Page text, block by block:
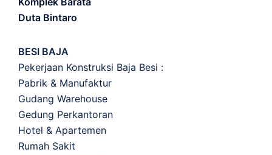
Duta Bintaro
BESI BAJA
Pekerjaan Konstruksi Baja Besi :
Pabrik & Manufaktur
Gudang Warehouse
Gedung Perkantoran
Hotel & Apartemen
Rumah Sakit